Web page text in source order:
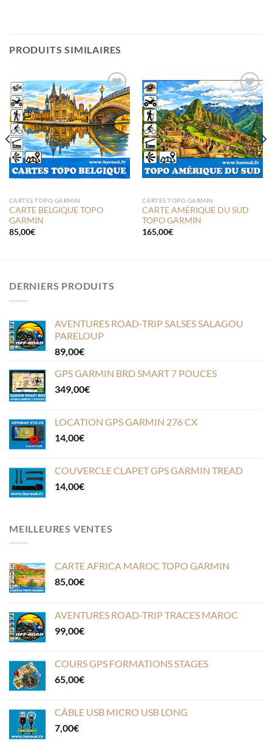
PRODUITS SIMILAIRES
Ajouter
à la liste
de
souhaits
CARTES TOPO GARMIN
CARTE BELGIQUE TOPO
GARMIN
85,00€
Ajouter
à la liste
de
souhaits
CARTES TOPO GARMIN
CARTE AMÉRIQUE DU SUD
TOPO GARMIN
165,00€
DERNIERS PRODUITS
AVENTURES ROAD-TRIP SALSES SALAGOU
PARELOUP
89,00€
GPS GARMIN BRD SMART 7 POUCES
349,00€
LOCATION GPS GARMIN 276 CX
14,00€
COUVERCLE CLAPET GPS GARMIN TREAD
14,00€
MEILLEURES VENTES
CARTE AFRICA MAROC TOPO GARMIN
85,00€
AVENTURES ROAD-TRIP TRACES MAROC
99,00€
COURS GPS FORMATIONS STAGES
65,00€
CÂBLE USB MICRO USB LONG
7,00€